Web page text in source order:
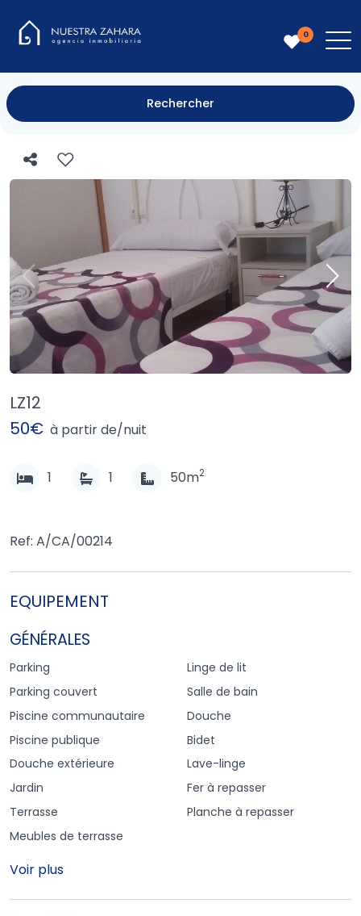
0
Rechercher
LZ12
1 1 50m2
Ref: A/CA/00214
EQUIPEMENT
GÉNÉRALES
Parking
Parking couvert
Piscine communautaire
Piscine publique
Douche extérieure
Jardin
Terrasse
Meubles de terrasse
Linge de lit
Salle de bain
Douche
Bidet
Lave-linge
Fer à repasser
Planche à repasser
Voir plus
50€ à partir de/nuit